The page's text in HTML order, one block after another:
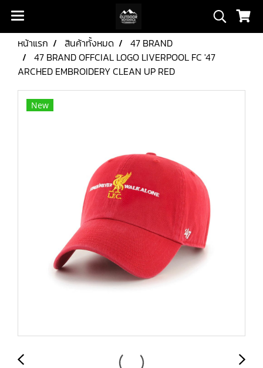
หน้าแรก สินค้าทั้งหมด
47 BRAND
47 BRAND OFFCIAL LOGO LIVERPOOL FC '47
ARCHED EMBROIDERY CLEAN UP RED
New